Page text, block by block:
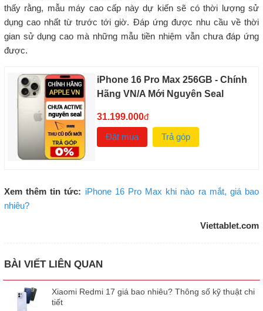
thấy rằng, mẫu máy cao cấp này dự kiến sẽ có thời lượng sử
dụng cao nhất từ trước tới giờ. Đáp ứng được nhu cầu về thời
gian sử dụng cao mà những mẫu tiền nhiệm vẫn chưa đáp ứng
được.
iPhone 16 Pro Max 256GB - Chính
Hãng VN/A Mới Nguyên Seal
31.199.000đ
Đặt mua
Trả góp
Xem thêm tin tức: iPhone 16 Pro Max khi nào ra mắt, giá bao
nhiêu?
Viettablet.com
BÀI VIẾT LIÊN QUAN
Xiaomi Redmi 17 giá bao nhiêu? Thông số kỹ thuật chi
tiết